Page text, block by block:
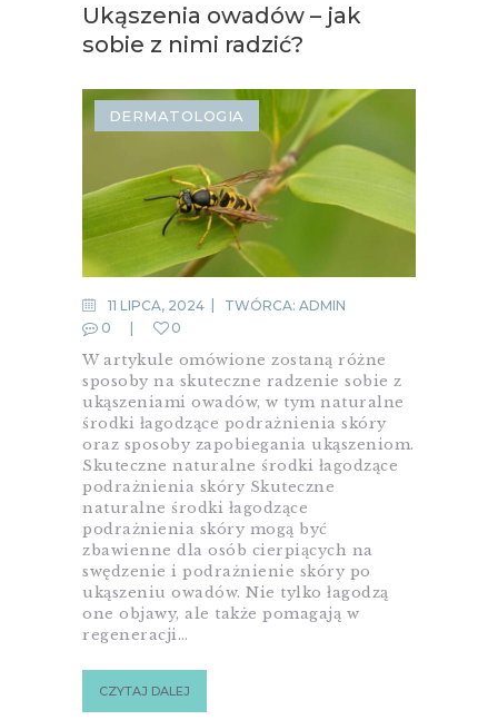
Ukąszenia owadów – jak
sobie z nimi radzić?
DERMATOLOGIA
11 LIPCA, 2024 TWÓRCA: ADMIN
0
0
W artykule omówione zostaną różne
sposoby na skuteczne radzenie sobie z
ukąszeniami owadów, w tym naturalne
środki łagodzące podrażnienia skóry
oraz sposoby zapobiegania ukąszeniom.
Skuteczne naturalne środki łagodzące
podrażnienia skóry Skuteczne
naturalne środki łagodzące
podrażnienia skóry mogą być
zbawienne dla osób cierpiących na
swędzenie i podrażnienie skóry po
ukąszeniu owadów. Nie tylko łagodzą
one objawy, ale także pomagają w
regeneracji…
CZYTAJ DALEJ